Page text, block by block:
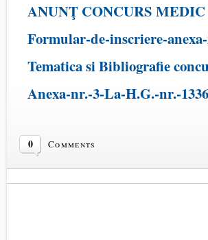
ANUNŢ CONCURS MEDIC
Formular-de-inscriere-
Tematica si Bibliografie
Anexa-nr.-3-La-H.G.-nr.-
0 Comments